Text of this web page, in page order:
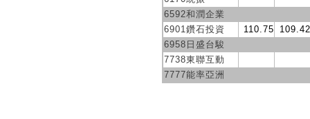
6592和潤企業
6901鑽石投資
110.75
109.42
6958日盛台駿
7738東聯互動
7777能率亞洲